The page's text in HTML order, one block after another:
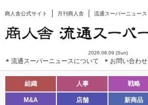
商人舎公式サイト 月刊商人舎 流通スーパーニュース
2026.08.09 (Sun)
流通スーパーニュースについて お問い合わせ
組織 人事 戦略
M&A 店舗 新商品